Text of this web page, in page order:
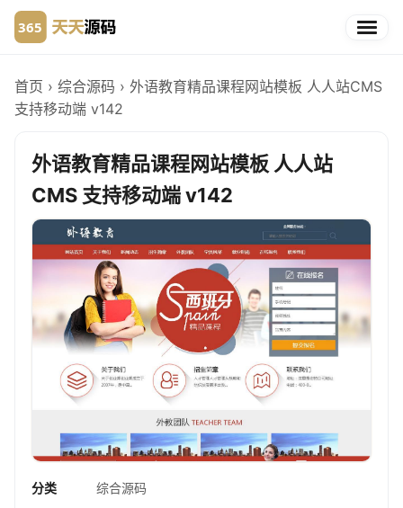
首页 › 综合源码 › 外语教育精品课程网站模板 人人站CMS
支持移动端 v142
外语教育精品课程网站模板 人人站
CMS 支持移动端 v142
分类
综合源码